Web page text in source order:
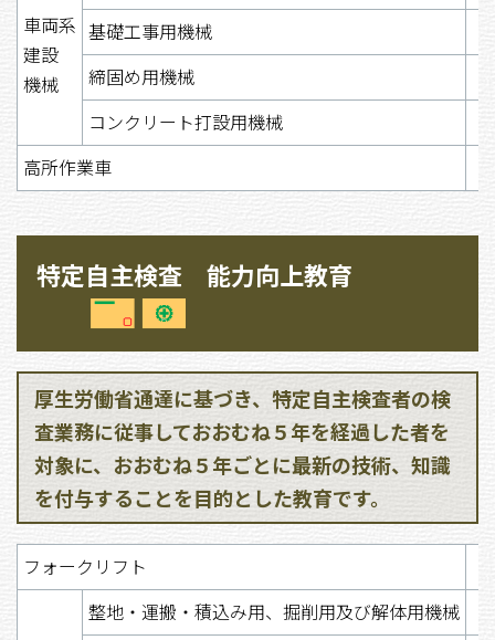
車両系
建設
機械
基礎工事用機械
締固め用機械
コンクリート打設用機械
高所作業車
特定自主検査 能力向上教育
厚生労働省通達に基づき、特定自主検査者の検
査業務に従事しておおむね５年を経過した者を
対象に、おおむね５年ごとに最新の技術、知識
を付与することを目的とした教育です。
フォークリフト
整地・運搬・積込み用、掘削用及び解体用機械